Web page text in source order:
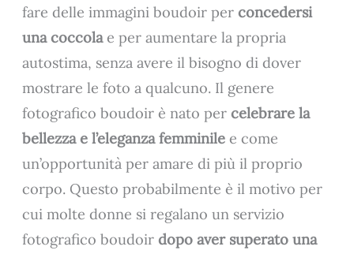
fare delle immagini boudoir perconcedersi
una coccolae per aumentare la propria
autostima, senza avere il bisogno di dover
mostrare le foto a qualcuno. Il genere
fotografico boudoir è nato percelebrare la
bellezza e l’eleganza femminile e come
un’opportunità per amare di più il proprio
corpo. Questo probabilmente è il motivo per
cui molte donne si regalano un servizio
fotografico boudoirdopo aver superato una